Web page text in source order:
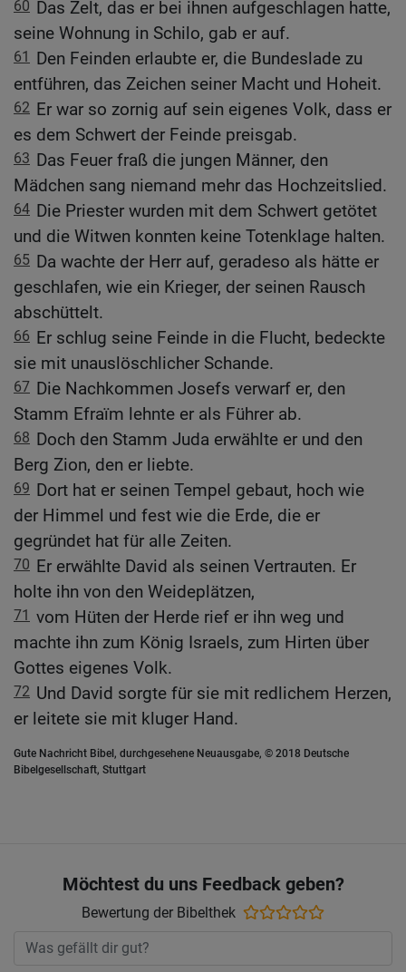
60 Das Zelt, das er bei ihnen aufgeschlagen hatte,
seine Wohnung in Schilo, gab er auf.
61
Den Feinden erlaubte er, die Bundeslade zu
entführen, das Zeichen seiner Macht und Hoheit.
62 Er war so zornig auf sein eigenes Volk, dass er
es dem Schwert der Feinde preisgab.
63 Das Feuer fraß die jungen Männer, den
Mädchen sang niemand mehr das Hochzeitslied.
64 Die Priester wurden mit dem Schwert getötet
und die Witwen konnten keine Totenklage halten.
65 Da wachte der Herr auf, geradeso als hätte er
geschlafen, wie ein Krieger, der seinen Rausch
abschüttelt.
66 Er schlug seine Feinde in die Flucht, bedeckte
sie mit unauslöschlicher Schande.
67 Die Nachkommen Josefs verwarf er, den
Stamm Efraïm lehnte er als Führer ab.
68 Doch den Stamm Juda erwählte er und den
Berg Zion, den er liebte.
69 Dort hat er seinen Tempel gebaut, hoch wie
der Himmel und fest wie die Erde, die er
gegründet hat für alle Zeiten.
70 Er erwählte David als seinen Vertrauten. Er
holte ihn von den Weideplätzen,
71 vom Hüten der Herde rief er ihn weg und
machte ihn zum König Israels, zum Hirten über
Gottes eigenes Volk.
72 Und David sorgte für sie mit redlichem Herzen,
er leitete sie mit kluger Hand.
Gute Nachricht Bibel, durchgesehene Neuausgabe, © 2018 Deutsche
Bibelgesellschaft, Stuttgart
Möchtest du uns Feedback geben?
Bewertung der Bibelthek